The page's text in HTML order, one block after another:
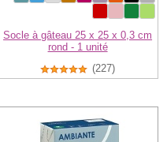
Socle à gâteau 25 x 25 x 0,3 cm
rond - 1 unité
(227)